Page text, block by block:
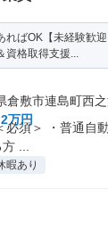
ればOK【未経験歓
資格取得支援...
倉敷市連島町西
万円
必須＞ ・普通自
...
暇あり